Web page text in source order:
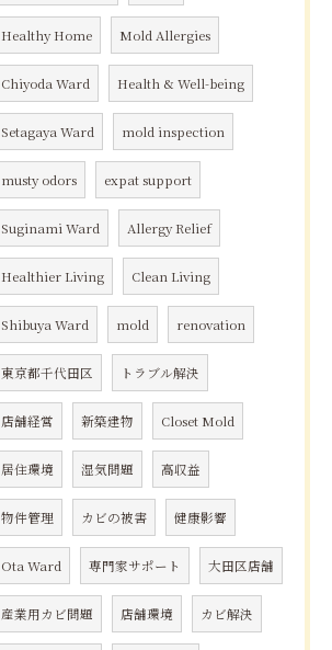
Healthy Home Mold Allergies
Chiyoda Ward Health & Well-being
Setagaya Ward mold inspection
musty odors expat support
Suginami Ward Allergy Relief
Healthier Living Clean Living
Shibuya Ward mold renovation
東京都千代田区 トラブル解決
店舗経営 新築建物 Closet Mold
居住環境 湿気問題 高収益
物件管理 カビの被害 健康影響
Ota Ward 専門家サポート 大田区店舗
産業用カビ問題 店舗環境 カビ解決